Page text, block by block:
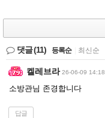
댓글(11) 등록순 최신순
켈레브라 26-06-09 14:18
소방관님 존경합니다
답글